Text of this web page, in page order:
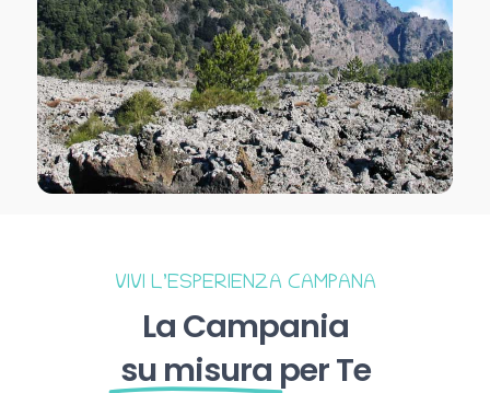
VIVI L’ESPERIENZA CAMPANA
La Campania
su misura per Te